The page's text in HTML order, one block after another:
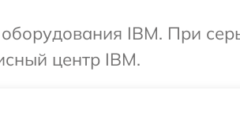
IBM. При
центр IBM.